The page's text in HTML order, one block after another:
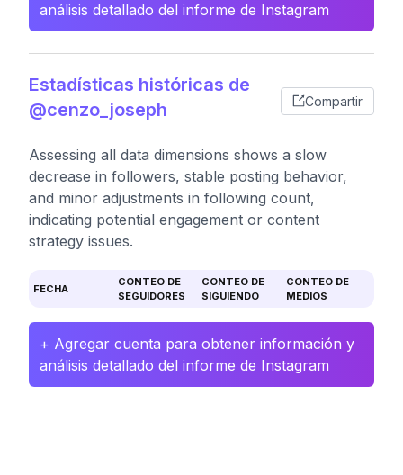
análisis detallado del informe de Instagram
Estadísticas históricas de
@cenzo_joseph
Compartir
Assessing all data dimensions shows a slow
decrease in followers, stable posting behavior,
and minor adjustments in following count,
indicating potential engagement or content
strategy issues.
FECHA
CONTEO DE
SEGUIDORES
CONTEO DE
SIGUIENDO
CONTEO DE
MEDIOS
+ Agregar cuenta para obtener información y
análisis detallado del informe de Instagram